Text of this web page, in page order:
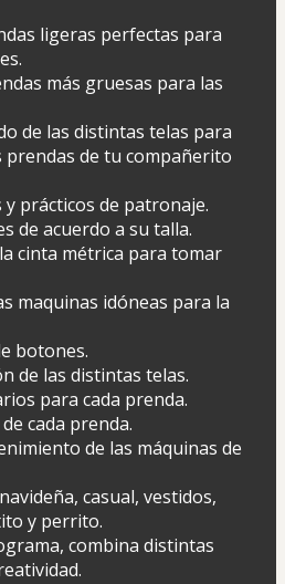
ligeras perfectas para
más gruesas para las
de las distintas telas para
prendas de tu compañerito
prácticos de patronaje.
de acuerdo a su talla.
cinta métrica para tomar
maquinas idóneas para la
botones.
de las distintas telas.
para cada prenda.
cada prenda.
de las máquinas de
casual, vestidos,
y perrito.
combina distintas